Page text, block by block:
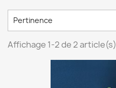
Pertinence
Affichage 1-2 de 2 article(s)